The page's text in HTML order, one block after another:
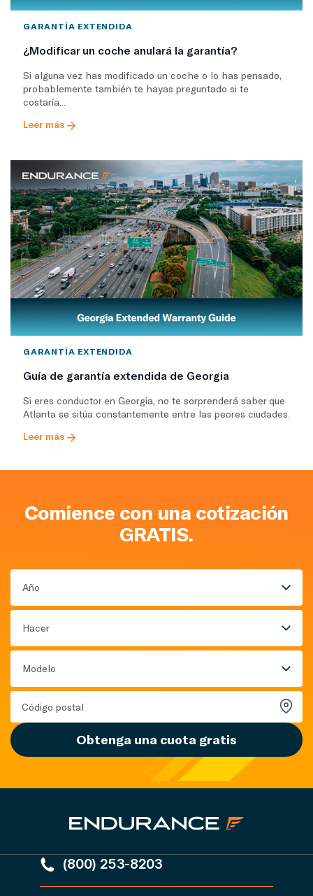
GARANTÍA EXTENDIDA
¿Modificar un coche anulará la garantía?
Si alguna vez has modificado un coche o lo has pensado,
probablemente también te hayas preguntado si te
costaría...
Leer más
GARANTÍA EXTENDIDA
Guía de garantía extendida de Georgia
Si eres conductor en Georgia, no te sorprenderá saber que
Atlanta se sitúa constantemente entre las peores ciudades.
Leer más
Comience con una cotización
GRATIS.
Año
Hacer
Modelo
Obtenga una cuota gratis
(800) 253-8203